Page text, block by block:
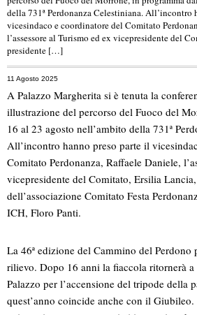
della 731ª Perdonanza Celestiniana. All’incontro
vicesindaco e coordinatore del Comitato
l’assessore al Turismo ed ex vicepresidente del
presidente […]
11 Agosto 2025
A Palazzo Margherita si è tenuta la
illustrazione del percorso del Fuoco del
16 al 23 agosto nell’ambito della 731ª
All’incontro hanno preso parte il
Comitato Perdonanza, Raffaele Daniele,
vicepresidente del Comitato, Ersilia
dell’associazione Comitato Festa
ICH, Floro Panti.
La 46ª edizione del Cammino del Perdono
rilievo. Dopo 16 anni la fiaccola ritornerà
Palazzo per l’accensione del tripode della
quest’anno coincide anche con il